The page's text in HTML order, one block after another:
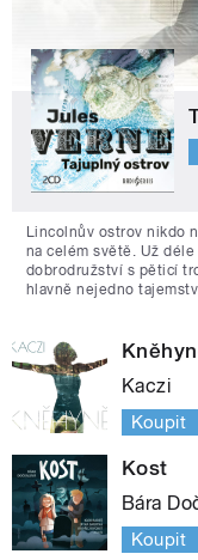
Lincolnův ostrov nikdo
na celém světě. Už
dobrodružství s pěticí
hlavně nejedno
Kaczi
Koupit
Kost
Bára
Koupit